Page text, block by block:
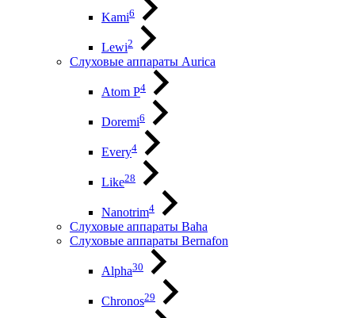
Kami6
Lewi2
Слуховые аппараты Aurica
Atom P4
Doremi6
Every4
Like28
Nanotrim4
Слуховые аппараты Baha
Слуховые аппараты Bernafon
Alpha30
Chronos29